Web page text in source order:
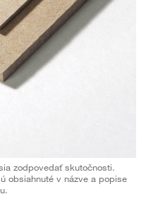
zodpovedať skutočnosti.
obsiahnuté v názve a popise